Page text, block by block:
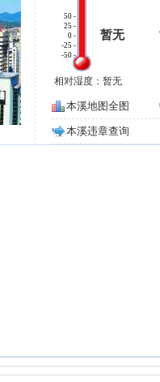
50 -
25 -
0 -
-25 -
-50 -
暂无
相对湿度：暂无
本溪地图全图
本溪违章查询